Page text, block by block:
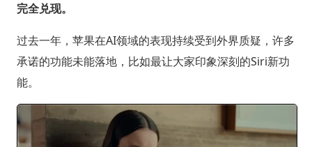
完全兑现。
过去一年，苹果在AI领域的表现持续受到外界质疑，许多
承诺的功能未能落地，比如最让大家印象深刻的Siri新功
能。